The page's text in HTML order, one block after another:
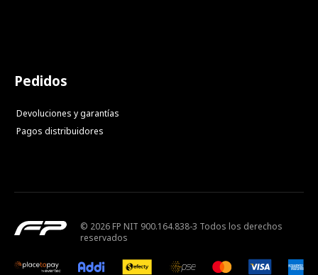
Pedidos
Devoluciones y garantías
Pagos distribuidores
© 2026 FP NIT 900.164.838-3 Todos los derechos
reservados